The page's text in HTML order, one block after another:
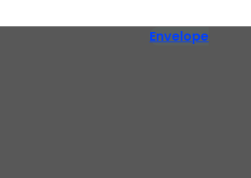
Envelope